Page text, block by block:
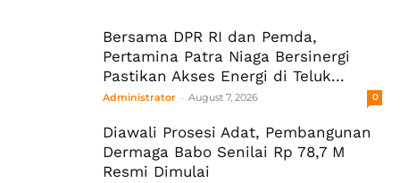
Bersama DPR RI dan Pemda,
Pertamina Patra Niaga Bersinergi
Pastikan Akses Energi di Teluk...
Administrator - August 7, 2026 0
Diawali Prosesi Adat, Pembangunan
Dermaga Babo Senilai Rp 78,7 M
Resmi Dimulai